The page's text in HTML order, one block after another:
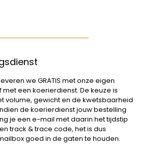
we GRATIS met onze eigen
een koerierdienst. De keuze is
volume, gewicht en de kwetsbaarheid
de koerierdienst jouw bestelling
je een e-mail met daarin het tijdstip
track & trace code, het is dus
goed in de gaten te houden.